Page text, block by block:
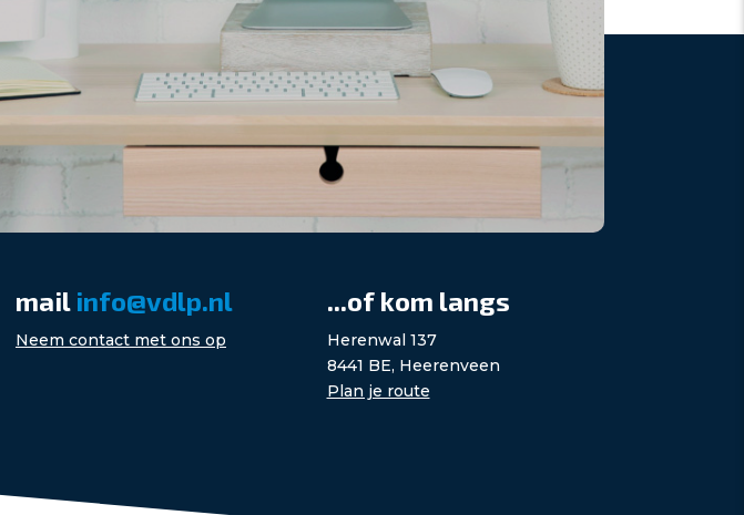
mail info@vdlp.nl
Neem contact met ons op
...of kom langs
Herenwal 137
8441 BE, Heerenveen
Plan je route